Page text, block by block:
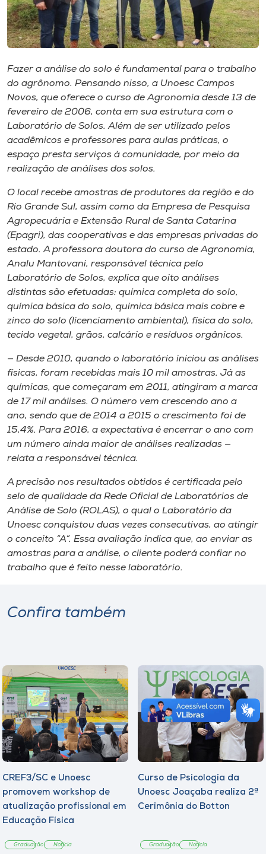
Rádio
Museu
Unoesc
Store
Selecione
A+
A-
Fazer a análise do solo é fundamental para o trabalho
do agrônomo. Pensando nisso, a Unoesc Campos
Novos, que oferece o curso de Agronomia desde 13 de
fevereiro de 2006, conta em sua estrutura com o
Laboratório de Solos. Além de ser utilizado pelos
acadêmicos e professores para aulas práticas, o
espaço presta serviços à comunidade, por meio da
realização de análises dos solos.
O local recebe amostras de produtores da região e do
Rio Grande Sul, assim como da Empresa de Pesquisa
Agropecuária e Extensão Rural de Santa Catarina
(Epagri), das cooperativas e das empresas privadas do
estado. A professora doutora do curso de Agronomia,
Analu Mantovani, responsável técnica pelo
Laboratório de Solos, explica que oito análises
distintas são efetuadas: química completa do solo,
química básica do solo, química básica mais cobre e
zinco do solo (licenciamento ambiental), física do solo,
tecido vegetal, grãos, calcário e resíduos orgânicos.
— Desde 2010, quando o laboratório iniciou as análises
físicas, foram recebidas mais 10 mil amostras. Já as
químicas, que começaram em 2011, atingiram a marca
de 17 mil análises. O número vem crescendo ano a
ano, sendo que de 2014 a 2015 o crescimento foi de
15,4%. Para 2016, a expectativa é encerrar o ano com
um número ainda maior de análises realizadas —
relata a responsável técnica.
A precisão nos resultados obtidos é certificada pelo
selo de qualidade da Rede Oficial de Laboratórios de
Análise de Solo (ROLAS), o qual o Laboratório da
Unoesc conquistou duas vezes consecutivas, ao atingir
o conceito “A”. Essa avaliação indica que, ao enviar as
amostras para a análise, o cliente poderá confiar no
trabalho que é feito nesse laboratório.
Confira também
CREF3/SC e Unoesc
promovem workshop de
atualização profissional em
Educação Física
Graduação Notícia
Curso de Psicologia da
Unoesc Joaçaba realiza 2ª
Cerimônia do Botton
Graduação Notícia